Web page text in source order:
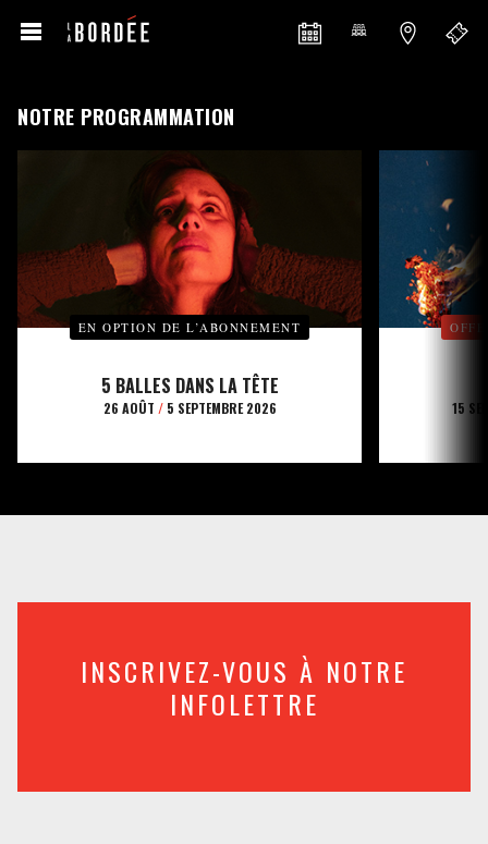
NOTRE PROGRAMMATION
EN OPTION DE L’ABONNEMENT
5 BALLES DANS LA TÊTE
26 AOÛT /5 SEPTEMBRE 2026 15
INSCRIVEZ-VOUS À NOTRE
INFOLETTRE